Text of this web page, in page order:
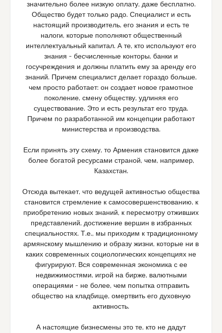
значительно более низкую оплату, даже бесплатно.
Общество будет только радо. Специалист и есть
настоящий производитель, его знания и есть те
налоги, которые пополняют общественный
интеллектуальный капитал. А те, кто используют его
знания – бесчисленные конторы, банки и
госучреждения и должны платить ему за аренду его
знаний. Причем специалист делает гораздо больше,
чем просто работает: он создает новое грамотное
поколение, смену обществу, удлиняя его
существование. Это и есть результат его труда.
Причем по разработанной им концепции работают
министерства и производства.
Если принять эту схему, то Армения становится даже
более богатой ресурсами страной, чем, например,
Казахстан.
Отсюда вытекает, что ведущей активностью общества
становится стремление к самосовершенствованию, к
приобретению новых знаний, к пересмотру отживших
представлений, достижение вершин в избранных
специальностях. Т.е., мы приходим к традиционному
армянскому мышлению и образу жизни, которые ни в
каких современных социологических концепциях не
фигурируют. Вся современная экономика с ее
недвижимостями, игрой на бирже, валютными
операциями – не более, чем попытка отправить
общество на кладбище, омертвить его духовную
активность.
А настоящие бизнесмены это те, кто не дадут